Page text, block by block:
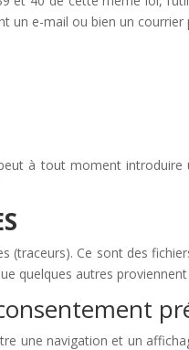
un e-mail ou bien un courrier
à tout moment
(traceurs). Ce sont des
quelques autres
une navigation et un